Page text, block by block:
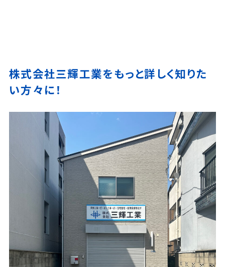
株式会社三輝工業をもっと詳しく知りた
い方々に！